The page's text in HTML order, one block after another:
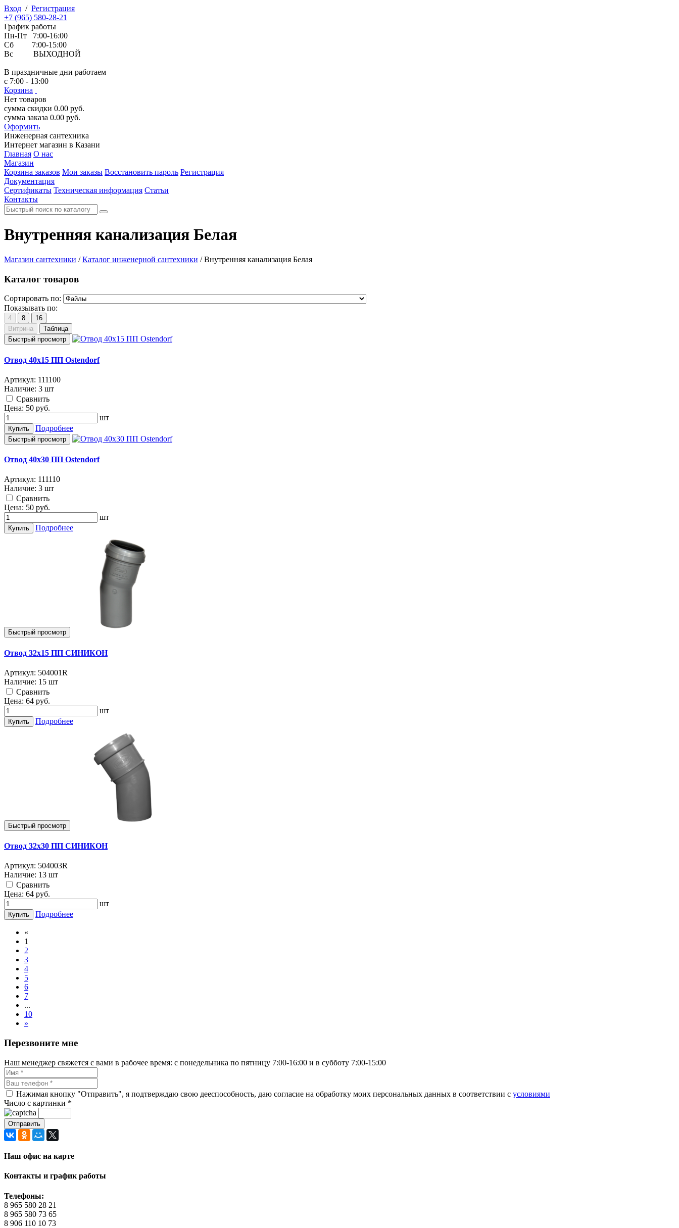
Вход / Регистрация
+7 (965) 580-28-21
График работы
Пн-Пт 7:00-16:00
Сб 7:00-15:00
Вс ВЫХОДНОЙ
В праздничные дни работаем
с 7:00 - 13:00
Корзина
Нет товаров
сумма скидки 0.00 руб.
сумма заказа 0.00 руб.
Оформить
Инженерная сантехника
Интернет магазин в Казани
Главная О нас
Магазин
Корзина заказов Мои заказы Восстановить пароль Регистрация
Документация
Сертификаты Техническая информация Статьи
Контакты
Внутренняя канализация Белая
Магазин сантехники / Каталог инженерной сантехники / Внутренняя канализация Белая
Каталог товаров
Сортировать по:
Показывать по:
4 8
16
Витрина
Таблица
Быстрый просмотр
Отвод 40х15 ПП Ostendorf
Артикул: 111100
Наличие: 3 шт
Cравнить
Цена: 50 руб.
шт
Купить Подробнее
Быстрый просмотр
Отвод 40х30 ПП Ostendorf
Артикул: 111110
Наличие: 3 шт
Cравнить
Цена: 50 руб.
шт
Купить Подробнее
Быстрый просмотр
Отвод 32х15 ПП СИНИКОН
Артикул: 504001R
Наличие: 15 шт
Cравнить
Цена: 64 руб.
шт
Купить Подробнее
Быстрый просмотр
Отвод 32х30 ПП СИНИКОН
Артикул: 504003R
Наличие: 13 шт
Cравнить
Цена: 64 руб.
шт
Купить Подробнее
«
1
2
3
4
5
6
7
...
10
»
Перезвоните мне
Наш менеджер свяжется с вами в рабочее время: с понедельника по пятницу 7:00-16:00 и в субботу 7:00-15:00
Нажимая кнопку "Отправить", я подтверждаю свою дееспособность, даю согласие на обработку моих персональных данных в соответствии с условиями
Число с картинки *
Наш офис на карте
Контакты и график работы
Телефоны:
8 965 580 28 21
8 965 580 73 65
8 906 110 10 73